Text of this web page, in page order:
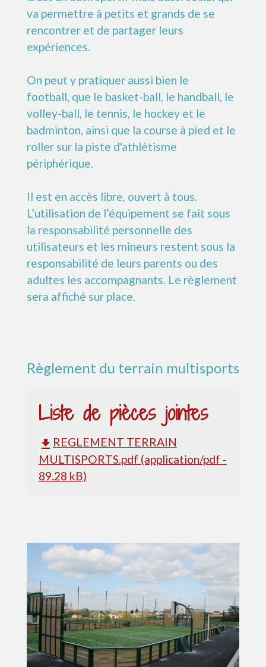
va permettre à petits et grands de se
rencontrer et de partager leurs
expériences. ­
On peut y pratiquer aussi bien le
football, que le basket-ball, le handball, le
volley-ball, le tennis, le hockey et le
badminton, ainsi que la course à pied et le
roller sur la piste d'athlétisme
périphérique.
Il est en accès libre, ouvert à tous.
L’utilisation d­e l’équipement se fait sous
la responsabilité personnelle des
utilisateurs et les mineurs restent sous la
responsabilité de leurs parents ou des
adultes les accompagnants. Le règlement
sera affiché sur place.
Règlement du terrain multisports
Liste de pièces jointes
file_download REGLEMENT TERRAIN
MULTISPORTS.pdf (application/pdf -
89.28 kB)